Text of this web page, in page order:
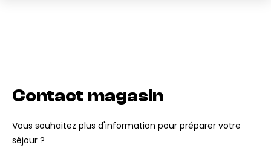
Contact magasin
Vous souhaitez plus d'information pour préparer votre
séjour ?